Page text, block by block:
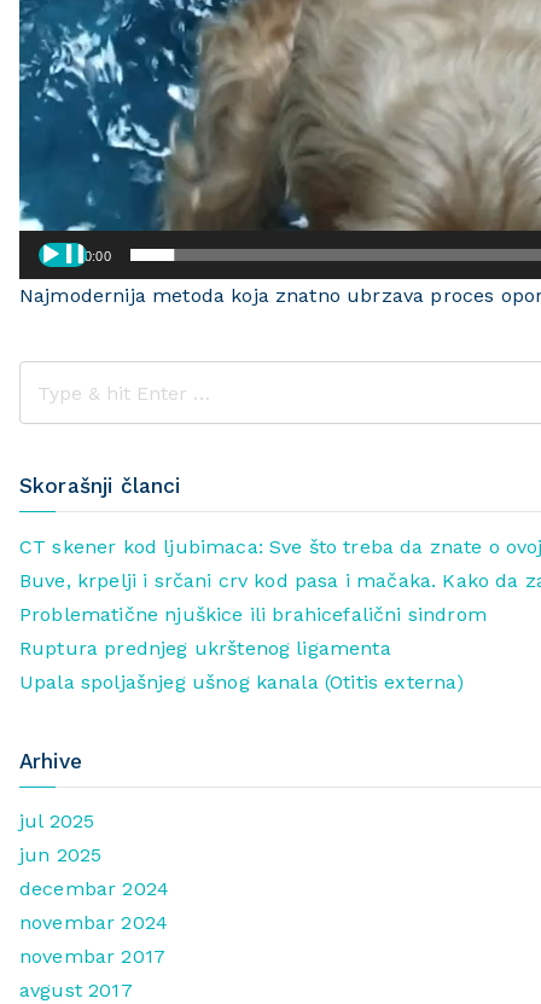
00:00
Najmodernija metoda koja znatno ubrzava proces
Skorašnji članci
CT skener kod ljubimaca: Sve što treba da znate o
Buve, krpelji i srčani crv kod pasa i mačaka. Kako da
Problematične njuškice ili brahicefalični sindrom
Ruptura prednjeg ukrštenog ligamenta
Upala spoljašnjeg ušnog kanala (Otitis externa)
Arhive
jul 2025
jun 2025
decembar 2024
novembar 2024
novembar 2017
avgust 2017